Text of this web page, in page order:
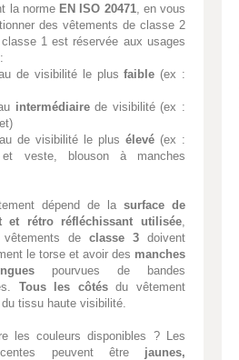
la norme EN ISO 20471, en vous
des vêtements de classe 2
1 est réservée aux usages
de visibilité le plusfaible (ex :
intermédiairede visibilité (ex :
de visibilité le plus élevé (ex :
et veste, blouson à manches
dépend de la surface de
et rétro réfléchissant utilisée
de classe 3 doivent
le torse et avoir des manches
pourvues de bandes
Tous les côtésdu vêtement
tissu haute visibilité.
les couleurs disponibles ? Les
peuvent être jaunes,